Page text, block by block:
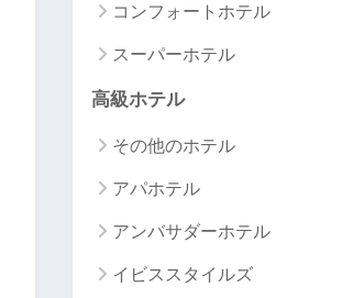
コンフォートホテル
スーパーホテル
高級ホテル
その他のホテル
アパホテル
アンバサダーホテル
イビススタイルズ